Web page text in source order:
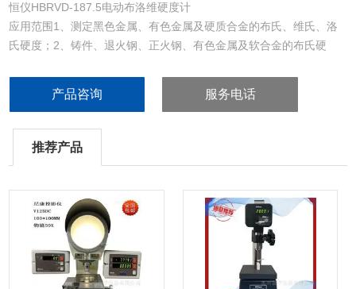
恒仪HBRVD-187.5电动布洛维硬度计
应用范围1、测定黑色金属、有色金属及硬质合金的布氏、维氏、洛
氏硬度；2、铸件、退火钢、正火钢、有色金属及软合金的布氏硬
产品咨询 服务电话
推荐产品